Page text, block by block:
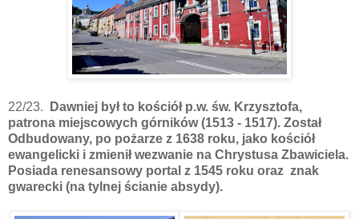
22/23.
Dawniej był to kościół p.w. św. Krzysztofa,
patrona miejscowych górników (1513 - 1517). Został
Odbudowany, po pożarze z 1638 roku, jako kościół
ewangelicki i zmienił wezwanie na Chrystusa Zbawiciela.
Posiada renesansowy portal z 1545 roku oraz znak
gwarecki (na tylnej ścianie absydy).